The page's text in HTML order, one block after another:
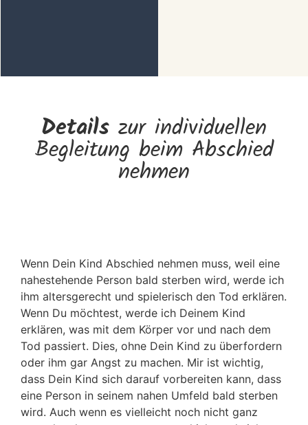
Details zur individuellen
Begleitung beim Abschied
nehmen
Wenn Dein Kind Abschied nehmen muss, weil eine
nahestehende Person bald sterben wird, werde ich
ihm altersgerecht und spielerisch den Tod erklären.
Wenn Du möchtest, werde ich Deinem Kind
erklären, was mit dem Körper vor und nach dem
Tod passiert. Dies, ohne Dein Kind zu überfordern
oder ihm gar Angst zu machen. Mir ist wichtig,
dass Dein Kind sich darauf vorbereiten kann, dass
eine Person in seinem nahen Umfeld bald sterben
wird. Auch wenn es vielleicht noch nicht ganz